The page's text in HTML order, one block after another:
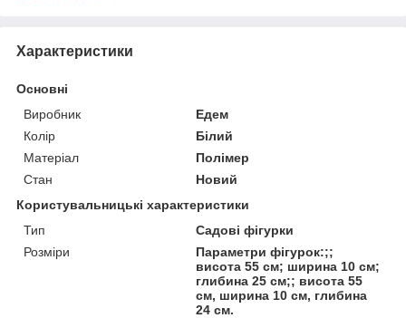
Характеристики
Основні
Виробник
Едем
Колір
Білий
Матеріал
Полімер
Стан
Новий
Користувальницькі характеристики
Тип
Садові фігурки
Розміри
Параметри фігурок:;;
висота 55 см; ширина 10 см;
глибина 25 см;; висота 55
см, ширина 10 см, глибина
24 см.